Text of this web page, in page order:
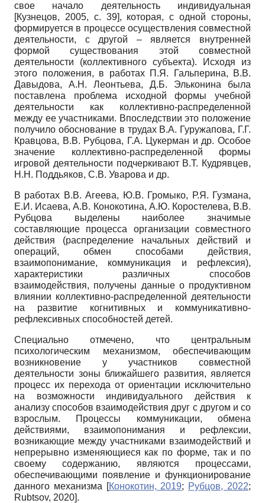
свое начало деятельность индивидуальная
[Кузнецов, 2005, с. 39], которая, с одной стороны,
формируется в процессе осуществления совместной
деятельности, с другой – является внутренней
формой существования этой совместной
деятельности (коллективного субъекта). Исходя из
этого положения, в работах П.Я. Гальперина, В.В.
Давыдова, А.Н. Леонтьева, Д.Б. Эльконина была
поставлена проблема исходной формы учебной
деятельности как коллективно-распределенной
между ее участниками. Впоследствии это положение
получило обоснование в трудах В.А. Гуружапова, Г.Г.
Кравцова, В.В. Рубцова, Г.А. Цукерман и др. Особое
значение коллективно-распределенной формы
игровой деятельности подчеркивают В.Т. Кудрявцев,
Н.Н. Поддьяков, С.В. Уварова и др.
В работах В.В. Агеева, Ю.В. Громыко, Р.Я. Гузмана,
Е.И. Исаева, А.В. Конокотина, А.Ю. Коростелева, В.В.
Рубцова выделены наиболее значимые
составляющие процесса организации совместного
действия (распределение начальных действий и
операций, обмен способами действия,
взаимопонимание, коммуникация и рефлексия),
характеристики различных способов
взаимодействия, получены данные о продуктивном
влиянии коллективно-распределенной деятельности
на развитие когнитивных и коммуникативно-
рефлексивных способностей детей.
Специально отмечено, что центральным
психологическим механизмом, обеспечивающим
возникновение у участников совместной
деятельности зоны ближайшего развития, является
процесс их перехода от ориентации исключительно
на возможности индивидуального действия к
анализу способов взаимодействия друг с другом и со
взрослым. Процессы коммуникации, обмена
действиями, взаимопонимания и рефлексии,
возникающие между участниками взаимодействий и
непрерывно изменяющиеся как по форме, так и по
своему содержанию, являются процессами,
обеспечивающими появление и функционирование
данного механизма [Конокотин, 2019; Рубцов, 2022;
Rubtsov, 2020].